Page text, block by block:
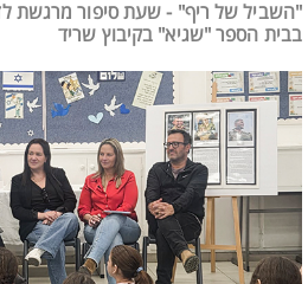
"השביל של ריף" - שעת סיפור מרגשת
בבית הספר "שגיא" בקיבוץ שריד